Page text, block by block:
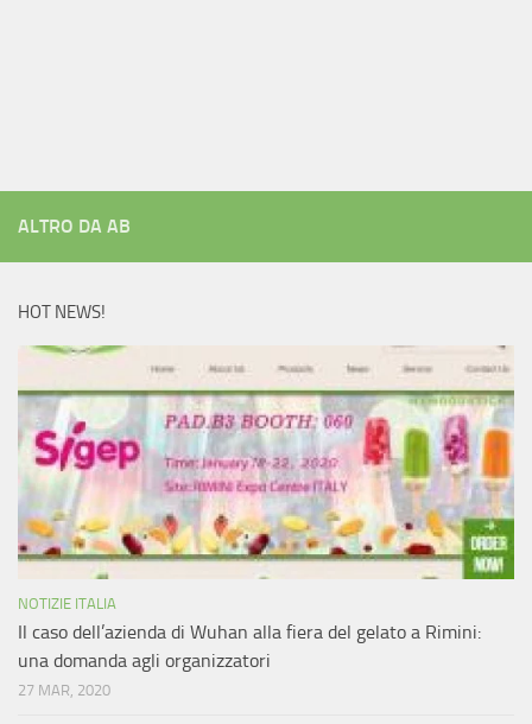
ALTRO DA AB
HOT NEWS!
NOTIZIE ITALIA
Il caso dell’azienda di Wuhan alla fiera del gelato a Rimini:
una domanda agli organizzatori
27 MAR, 2020